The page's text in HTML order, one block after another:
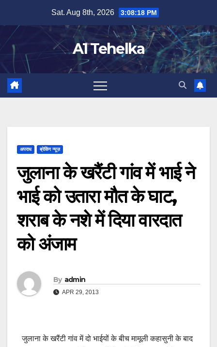
content
Sat. Aug 8th, 2026 3:08:18 PM
A1 Tehelka
अपराध ब्रेकिंग न्यूज़
जुलाना के खरैंटी गांव में भाई ने
भाई को उतारा मौत के घाट,
शराब के नशे में दिया वारदात
को अंजाम
By admin
APR 29, 2013
जुलाना के खरैंटी गांव में दो भाईयों के बीच मामूली कहासुनी के बाद